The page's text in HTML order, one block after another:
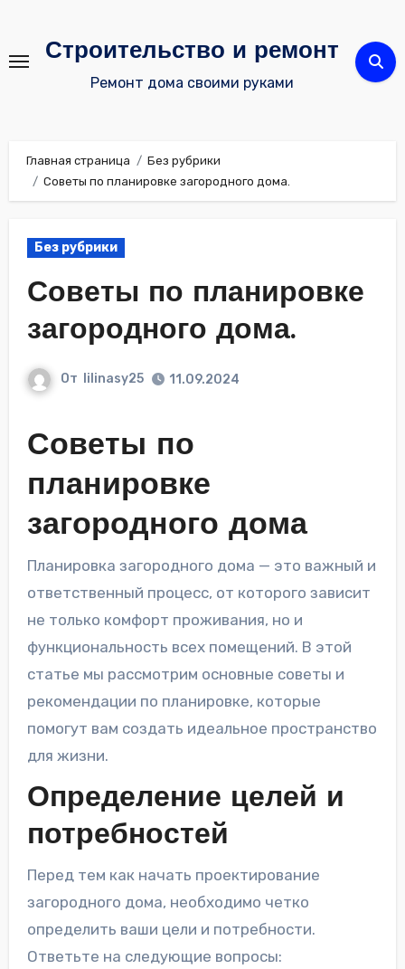
содержимому
Строительство и ремонт
Ремонт дома своими руками
Главная страница
Без рубрики
Советы по планировке загородного дома.
Без рубрики
Советы по планировке
загородного дома.
От lilinasy25 11.09.2024
Советы по
планировке
загородного дома
Планировка загородного дома — это важный и
ответственный процесс, от которого зависит
не только комфорт проживания, но и
функциональность всех помещений. В этой
статье мы рассмотрим основные советы и
рекомендации по планировке, которые
помогут вам создать идеальное пространство
для жизни.
Определение целей и
потребностей
Перед тем как начать проектирование
загородного дома, необходимо четко
определить ваши цели и потребности.
Ответьте на следующие вопросы: